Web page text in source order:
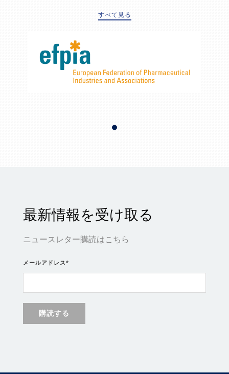
すべて見る
最新情報を受け取る
ニュースレター購読はこちら
メールアドレス*